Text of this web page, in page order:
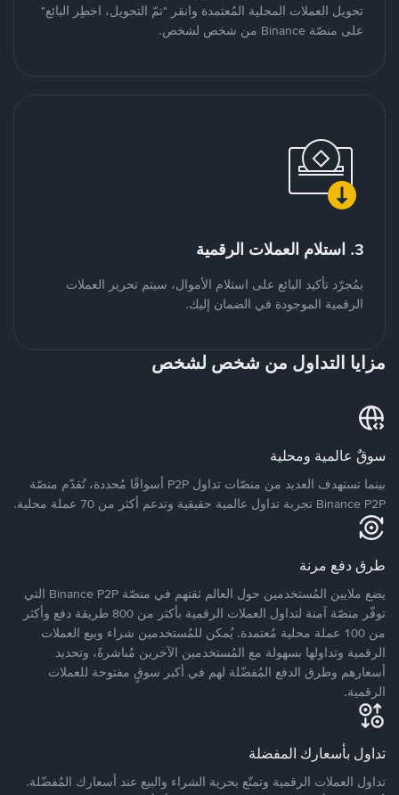
تحويل العملات المحلية المُعتمدة وانقر "تمّ التحويل، اخطِر البائع"
على منصّة Binance من شخص لشخص.
3. استلام العملات الرقمية
بمُجرّد تأكيد البائع على استلام الأموال، سيتم تحرير العملات
الرقمية الموجودة في الضمان إليك.
مزايا التداول من شخص لشخص
سوقٌ عالمية ومحلية
بينما تستهدف العديد من منصّات تداول P2P أسواقًا مُحددة، تُقدّم منصّة
Binance P2P تجربة تداول عالمية حقيقية وتدعم أكثر من 70 عملة محلية.
طرق دفع مرنة
يضع ملايين المُستخدمين حول العالم ثقتهم في منصّة Binance P2P التي
توفّر منصّة آمنة لتداول العملات الرقمية بأكثر من 800 طريقة دفع وأكثر
من 100 عملة محلية مُعتمدة. يُمكن للمُستخدمين شراء وبيع العملات
الرقمية وتداولها بسهولة مع المُستخدمين الآخرين مُباشرةً، وتحديد
أسعارهم وطرق الدفع المُفضّلة لهم في أكبر سوقٍ مفتوحة للعملات
الرقمية.
تداول بأسعارك المفضلة
تداول العملات الرقمية وتمتّع بحرية الشراء والبيع عند أسعارك المُفضّلة.